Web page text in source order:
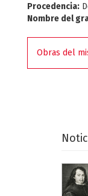
Procedencia:
Nombre del
Obras del